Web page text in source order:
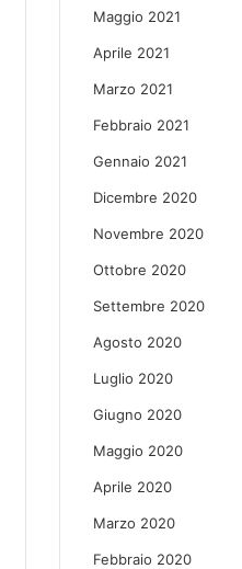
Maggio 2021
Aprile 2021
Marzo 2021
Febbraio 2021
Gennaio 2021
Dicembre 2020
Novembre 2020
Ottobre 2020
Settembre 2020
Agosto 2020
Luglio 2020
Giugno 2020
Maggio 2020
Aprile 2020
Marzo 2020
Febbraio 2020